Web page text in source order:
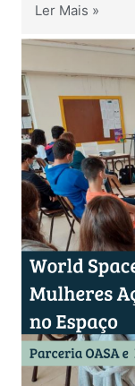
Ler Mais »